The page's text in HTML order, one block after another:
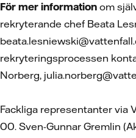
För mer information om
rekryterande chef Beata
rekryteringsprocessen
Norberg,
Fackliga representanter via
00. Sven-Gunnar Gremlin